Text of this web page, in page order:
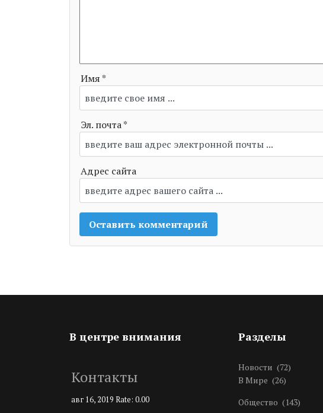
Имя *
Эл. почта *
Адрес сайта
В центре внимания
Контакты
авг 16, 2019 Rate: 0.00
Разделы
Новости (72)
В Мире (26)
Общество (143)